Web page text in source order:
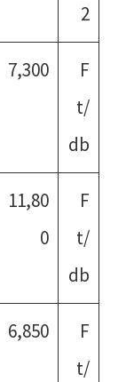
2
7,300
F
t/
db
11,80
0
F
t/
db
6,850
F
t/